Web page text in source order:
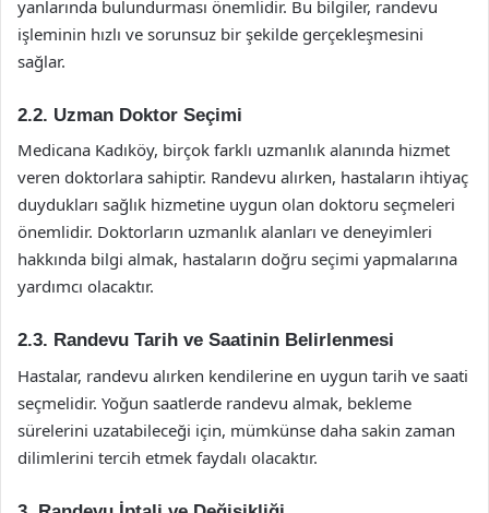
yanlarında bulundurması önemlidir. Bu bilgiler, randevu
işleminin hızlı ve sorunsuz bir şekilde gerçekleşmesini
sağlar.
2.2. Uzman Doktor Seçimi
Medicana Kadıköy, birçok farklı uzmanlık alanında hizmet
veren doktorlara sahiptir. Randevu alırken, hastaların ihtiyaç
duydukları sağlık hizmetine uygun olan doktoru seçmeleri
önemlidir. Doktorların uzmanlık alanları ve deneyimleri
hakkında bilgi almak, hastaların doğru seçimi yapmalarına
yardımcı olacaktır.
2.3. Randevu Tarih ve Saatinin Belirlenmesi
Hastalar, randevu alırken kendilerine en uygun tarih ve saati
seçmelidir. Yoğun saatlerde randevu almak, bekleme
sürelerini uzatabileceği için, mümkünse daha sakin zaman
dilimlerini tercih etmek faydalı olacaktır.